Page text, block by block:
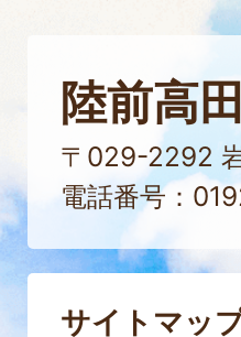
陸前高
〒029-2292
電話番号：
サイトマッ